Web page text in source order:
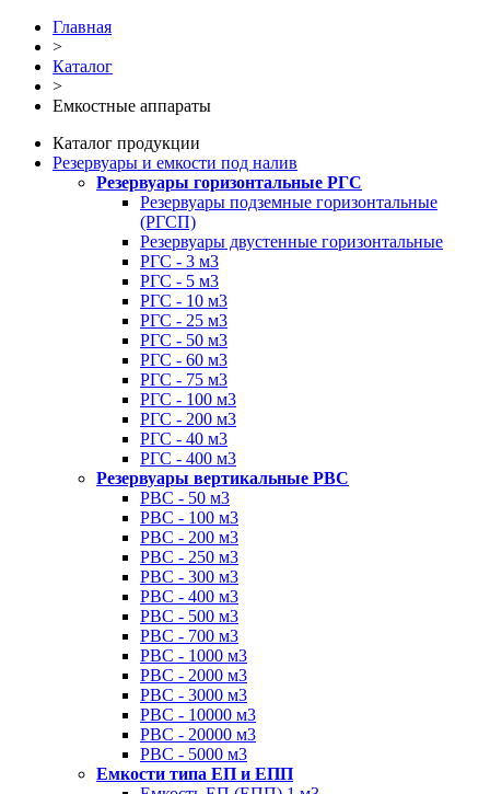
Главная
>
Каталог
>
Емкостные аппараты
Каталог продукции
Резервуары и емкости под налив
Резервуары горизонтальные РГС
Резервуары подземные горизонтальные
(РГСП)
Резервуары двустенные горизонтальные
РГС - 3 м3
РГС - 5 м3
РГС - 10 м3
РГС - 25 м3
РГС - 50 м3
РГС - 60 м3
РГС - 75 м3
РГС - 100 м3
РГС - 200 м3
РГС - 40 м3
РГС - 400 м3
Резервуары вертикальные РВС
РВС - 50 м3
РВС - 100 м3
РВС - 200 м3
РВС - 250 м3
РВС - 300 м3
РВС - 400 м3
РВС - 500 м3
РВС - 700 м3
РВС - 1000 м3
РВС - 2000 м3
РВС - 3000 м3
РВС - 10000 м3
РВС - 20000 м3
РВС - 5000 м3
Емкости типа ЕП и ЕПП